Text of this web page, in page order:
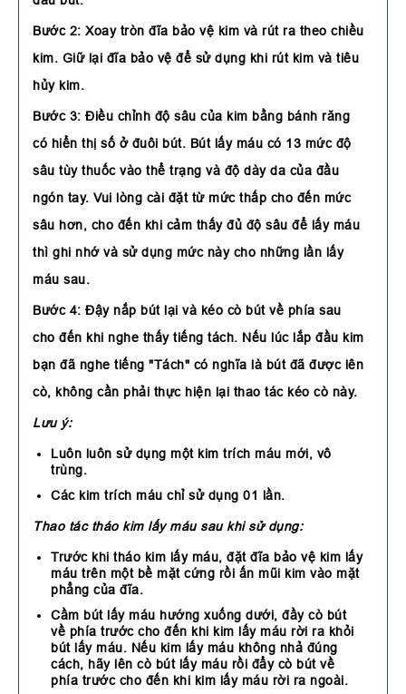
Bước 2: Xoay tròn đĩa bảo vệ kim và rút ra theo chiều
kim. Giữ lại đĩa bảo vệ để sử dụng khi rút kim và tiêu
hủy kim.
Bước 3: Điều chỉnh độ sâu của kim bằng bánh răng
có hiển thị số ở đuôi bút. Bút lấy máu có 13 mức độ
sâu tùy thuốc vào thể trạng và độ dày da của đầu
ngón tay. Vui lòng cài đặt từ mức thấp cho đến mức
sâu hơn, cho đến khi cảm thấy đủ độ sâu để lấy máu
thì ghi nhớ và sử dụng mức này cho những lần lấy
máu sau.
Bước 4: Đậy nắp bút lại và kéo cò bút về phía sau
cho đến khi nghe thấy tiếng tách. Nếu lúc lắp đầu kim
bạn đã nghe tiếng "Tách" có nghĩa là bút đã được lên
cò, không cần phải thực hiện lại thao tác kéo cò này.
Lưu ý:
Luôn luôn sử dụng một kim trích máu mới, vô
trùng.
Các kim trích máu chỉ sử dụng 01 lần.
Thao tác tháo kim lấy máu sau khi sử dụng:
Trước khi tháo kim lấy máu, đặt đĩa bảo vệ kim lấy
máu trên một bề mặt cứng rồi ấn mũi kim vào mặt
phẳng của đĩa.
Cầm bút lấy máu hướng xuống dưới, đầy cò bút
về phía trước cho đến khi kim lấy máu rời ra khỏi
bút lấy máu. Nếu kim lấy máu không nhả đúng
cách, hãy lên cò bút lấy máu rồi đẩy cò bút về
phía trước cho đến khi kim lấy máu rời ra ngoài.